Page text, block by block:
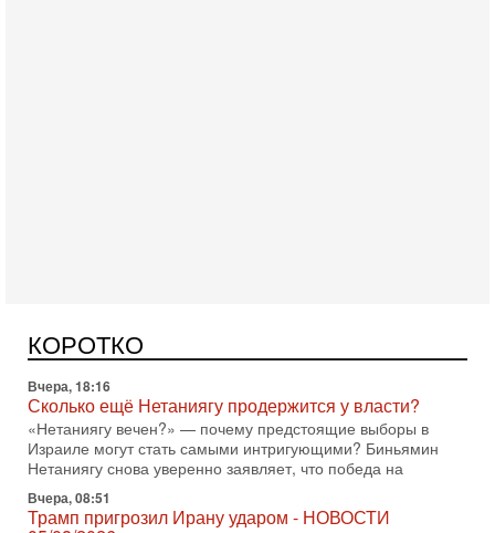
КОРОТКО
«Нетаниягу вечен?» — почему предстоящие выборы в
Израиле могут стать самыми интригующими? Биньямин
Нетаниягу снова уверенно заявляет, что победа на
Вчера, 08:51
Трамп пригрозил Ирану ударом - НОВОСТИ
05/08/2026
Президент США Дональд Трамп сегодня заявил, что
Ормузский пролив может быть открыт «очень скоро». По
его словам, если этого не произойдет, Иран ждет